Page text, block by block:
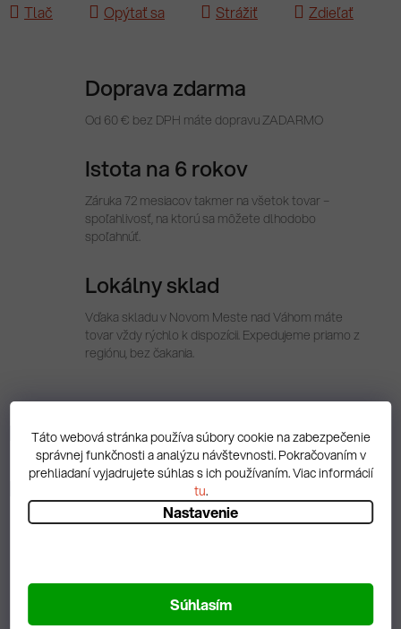
Táto webová stránka používa súbory cookie na zabezpečenie
správnej funkčnosti a analýzu návštevnosti. Pokračovaním v
prehliadaní vyjadrujete súhlas s ich používaním. Viac informácií
tu.
Nastavenie
Súhlasím
Tlač Opýtať sa Strážiť Zdieľať
Doprava zdarma
Od 60 € bez DPH máte dopravu ZADARMO
Istota na 6 rokov
Záruka 72 mesiacov takmer na všetok tovar –
spoľahlivosť, na ktorú sa môžete dlhodobo
spoľahnúť.
Lokálny sklad
Vďaka skladu v Novom Meste nad Váhom máte
tovar vždy rýchlo k dispozícii. Expedujeme priamo z
regiónu, bez čakania.
Popis
Diskusia
Spätná väzba